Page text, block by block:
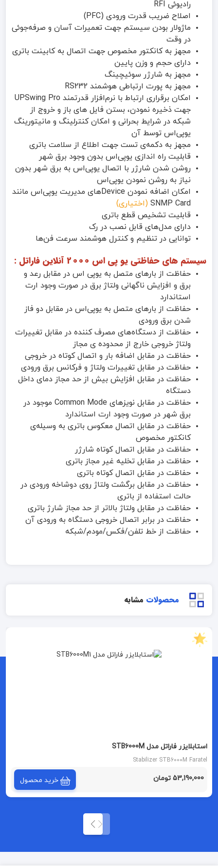
رادیوئی RFI
اصلاح ضریب قدرت ورودی (PFC)
ماژولار بودن سیستم جهت تعمیرات آسان و صرفه‌جوئی
در وقت
مجهز به کانکتور مخصوص جهت اتصال به کابینت باتری
دارای حجم و وزن پایین
مجهز به شارژر سوئیچینگ
مجهز به پورت ارتباطی هوشمند RS232
امکان برقراری ارتباط با نرم‌افزار قدرتمند UPSwing Pro
جهت ذخیره نمودن، بستن فایل های باز و خروج از
شبکه در شرایط بحرانی و امکان کنترلینگ و مانیتورینگ
یوپی‌اس توسط آن
مجهز به دکمه‌ی تست جهت اطلاع از سلامت باتری
قابلیت راه اندازی یوپی‌اس بدون وجود برق شهر
روشن شدن شارژر با اتصال یوپی‌اس به برق شهر بدون
نیاز به روشن نمودن یوپی‌اس
امکان اضافه نمودن Deviceهای مدیریت یوپی‌اس مانند
SNMP Card (اختیاری)
قابلیت تشخیص قطع باتری
دارای مدل‌های قابل نصب در رک
توانایی در تنظیم و کنترل هوشمند سرعت فن‌ها
سیستم های حفاظتی یو پی اس 2000 آنلاین فاراتل :
حفاظت از بارهای متصل به یو‌پی اس در مقابل رعد و
برق و افزایش ناگهانی ولتاژ برق در صورت وجود ارت
استاندارد
حفاظت از بارهای متصل به یوپی‌اس در مقابل دو فاز
شدن برق ورودی
حفاظت از دستگاه‌های مصرف کننده در مقابل تغییرات
ولتاژ خروجی خارج از محدوده ی مجاز
حفاظت در مقابل اضافه بار و اتصال کوتاه در خروجی
حفاظت در مقابل تغییرات ولتاژ و فرکانس برق ورودی
حفاظت در مقابل افزایش بیش از حد مجاز دمای داخل
دستگاه
حفاظت در مقابل نویزهای Common Mode موجود در
برق شهر در صورت وجود ارت استاندارد
حفاظت در مقابل اتصال معکوس باتری به وسیله‌ی
کانکتور مخصوص
حفاظت در مقابل اتصال کوتاه شارژر
حفاظت در مقابل تخلیه غیر مجاز باتری
حفاظت در مقابل اتصال کوتاه باتری
حفاظت در مقابل برگشت ولتاژ روی دوشاخه ورودی در
حالت استفاده از باتری
حفاظت در مقابل ولتاژ بالاتر از حد مجاز شارژ باتری
حفاظت در برابر اتصال خروجی دستگاه به ورودی آن
حفاظت از خط تلفن/فکس/مودم/شبکه
محصولات مشابه
استابلایزر فاراتل مدل STB6000M
Stabilizer STB6000M Faratel
53,190,000 تومان خرید محصول